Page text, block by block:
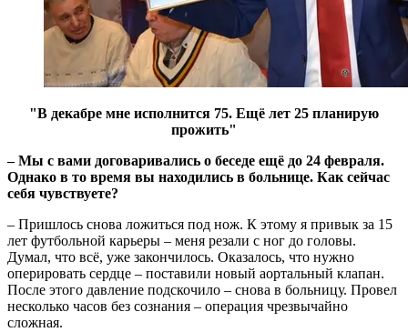
"В декабре мне исполнится 75. Ещё лет 25 планирую
прожить"
– Мы с вами договаривались о беседе ещё до 24 февраля.
Однако в то время вы находились в больнице. Как сейчас
себя чувствуете?
– Пришлось снова ложиться под нож. К этому я привык за 15
лет футбольной карьеры – меня резали с ног до головы.
Думал, что всё, уже закончилось. Оказалось, что нужно
оперировать сердце – поставили новый аортальный клапан.
После этого давление подскочило – снова в больницу. Провел
несколько часов без сознания – операция чрезвычайно
сложная.